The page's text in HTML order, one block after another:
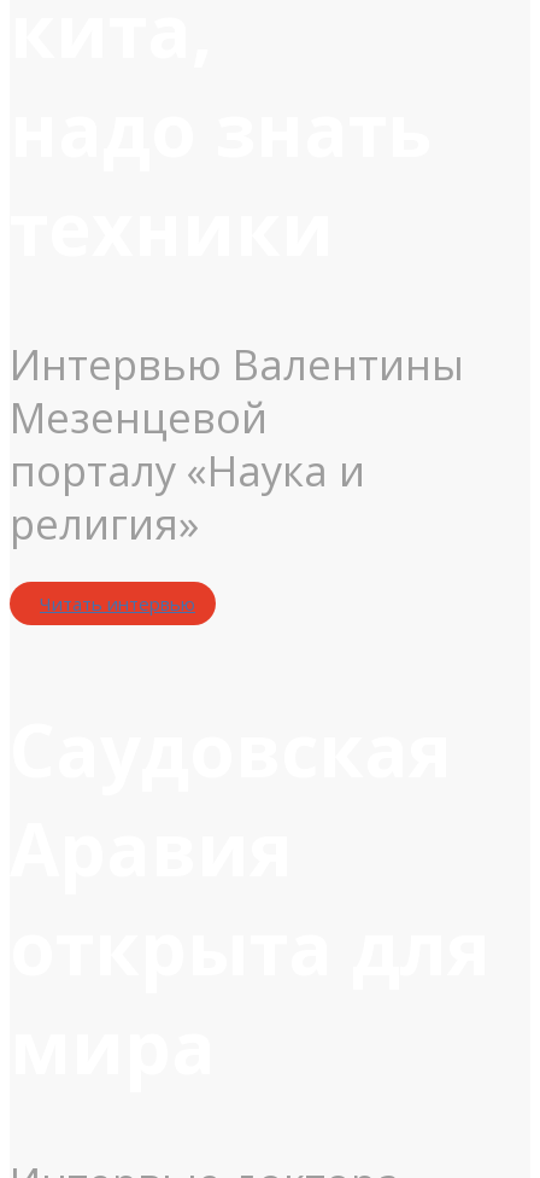
Интервью Валентины
Мезенцевой
порталу «Наука и
религия»
Читать интервью